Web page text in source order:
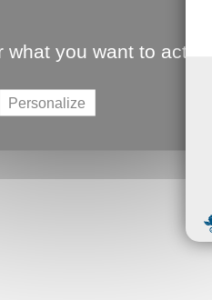
you want to
Personalize